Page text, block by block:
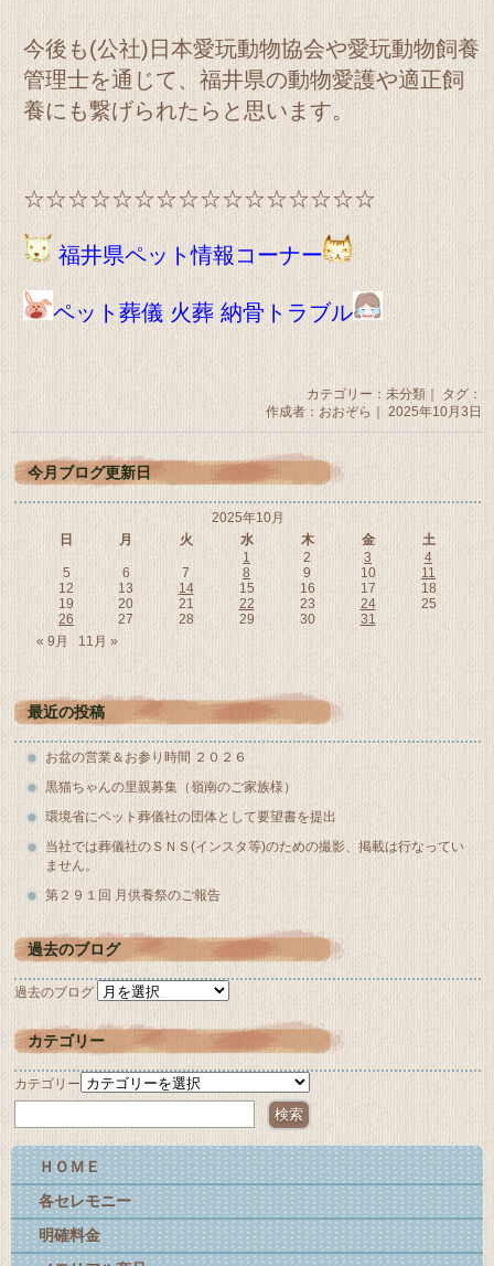
今後も(公社)日本愛玩動物協会や愛玩動物飼養
管理士を通じて、福井県の動物愛護や適正飼
養にも繋げられたらと思います。
☆☆☆☆☆☆☆☆☆☆☆☆☆☆☆☆
福井県ペット情報コーナー
ペット葬儀 火葬 納骨トラブル
カテゴリー： 未分類｜ タグ：
作成者：おおぞら｜ 2025年10月3日
今月ブログ更新日
2025年10月
日
月 火 水 木 金
土
1
2 3
4
5
6 7 8 9 10
11
12
13 14 15 16 17
18
19
20 21 22 23 24
25
26
27 28 29 30
31
« 9月
11月 »
最近の投稿
お盆の営業＆お参り時間 ２０２６
黒猫ちゃんの里親募集（嶺南のご家族様）
環境省にペット葬儀社の団体として要望書を提出
当社では葬儀社のＳＮＳ(インスタ等)のための撮影、掲載は行なってい
ません。
第２９１回 月供養祭のご報告
過去のブログ
過去のブログ
カテゴリー
カテゴリー
ＨＯＭＥ
各セレモニー
明確料金